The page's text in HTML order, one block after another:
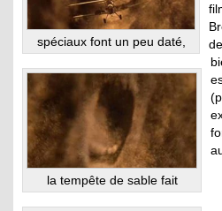
spéciaux font un peu daté,
la tempête de sable fait